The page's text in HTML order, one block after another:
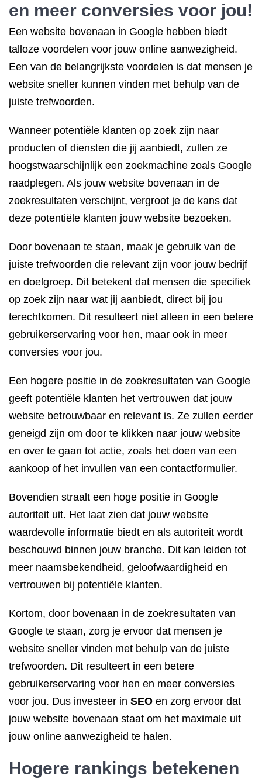
en meer conversies voor jou!
Een website bovenaan in Google hebben biedt
talloze voordelen voor jouw online aanwezigheid.
Een van de belangrijkste voordelen is dat mensen je
website sneller kunnen vinden met behulp van de
juiste trefwoorden.
Wanneer potentiële klanten op zoek zijn naar
producten of diensten die jij aanbiedt, zullen ze
hoogstwaarschijnlijk een zoekmachine zoals Google
raadplegen. Als jouw website bovenaan in de
zoekresultaten verschijnt, vergroot je de kans dat
deze potentiële klanten jouw website bezoeken.
Door bovenaan te staan, maak je gebruik van de
juiste trefwoorden die relevant zijn voor jouw bedrijf
en doelgroep. Dit betekent dat mensen die specifiek
op zoek zijn naar wat jij aanbiedt, direct bij jou
terechtkomen. Dit resulteert niet alleen in een betere
gebruikerservaring voor hen, maar ook in meer
conversies voor jou.
Een hogere positie in de zoekresultaten van Google
geeft potentiële klanten het vertrouwen dat jouw
website betrouwbaar en relevant is. Ze zullen eerder
geneigd zijn om door te klikken naar jouw website
en over te gaan tot actie, zoals het doen van een
aankoop of het invullen van een contactformulier.
Bovendien straalt een hoge positie in Google
autoriteit uit. Het laat zien dat jouw website
waardevolle informatie biedt en als autoriteit wordt
beschouwd binnen jouw branche. Dit kan leiden tot
meer naamsbekendheid, geloofwaardigheid en
vertrouwen bij potentiële klanten.
Kortom, door bovenaan in de zoekresultaten van
Google te staan, zorg je ervoor dat mensen je
website sneller vinden met behulp van de juiste
trefwoorden. Dit resulteert in een betere
gebruikerservaring voor hen en meer conversies
voor jou. Dus investeer in SEO en zorg ervoor dat
jouw website bovenaan staat om het maximale uit
jouw online aanwezigheid te halen.
Hogere rankings betekenen